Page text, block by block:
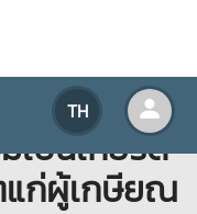
TH
อธิการบดี
ป็นเกียรติ
แก่ผู้เกษียณ